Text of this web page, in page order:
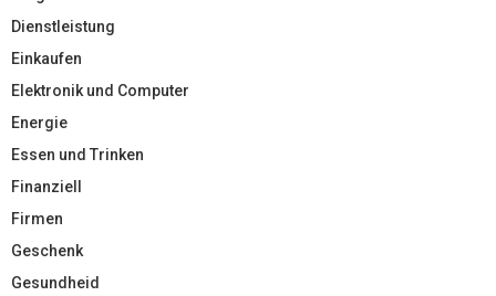
Dienstleistung
Einkaufen
Elektronik und Computer
Energie
Essen und Trinken
Finanziell
Firmen
Geschenk
Gesundheid